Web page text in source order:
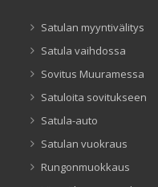
Satulan myyntivälitys
Satula vaihdossa
Sovitus Muuramessa
Satuloita sovitukseen
Satula-auto
Satulan vuokraus
Rungonmuokkaus